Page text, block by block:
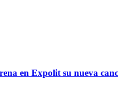
en Expolit su nueva